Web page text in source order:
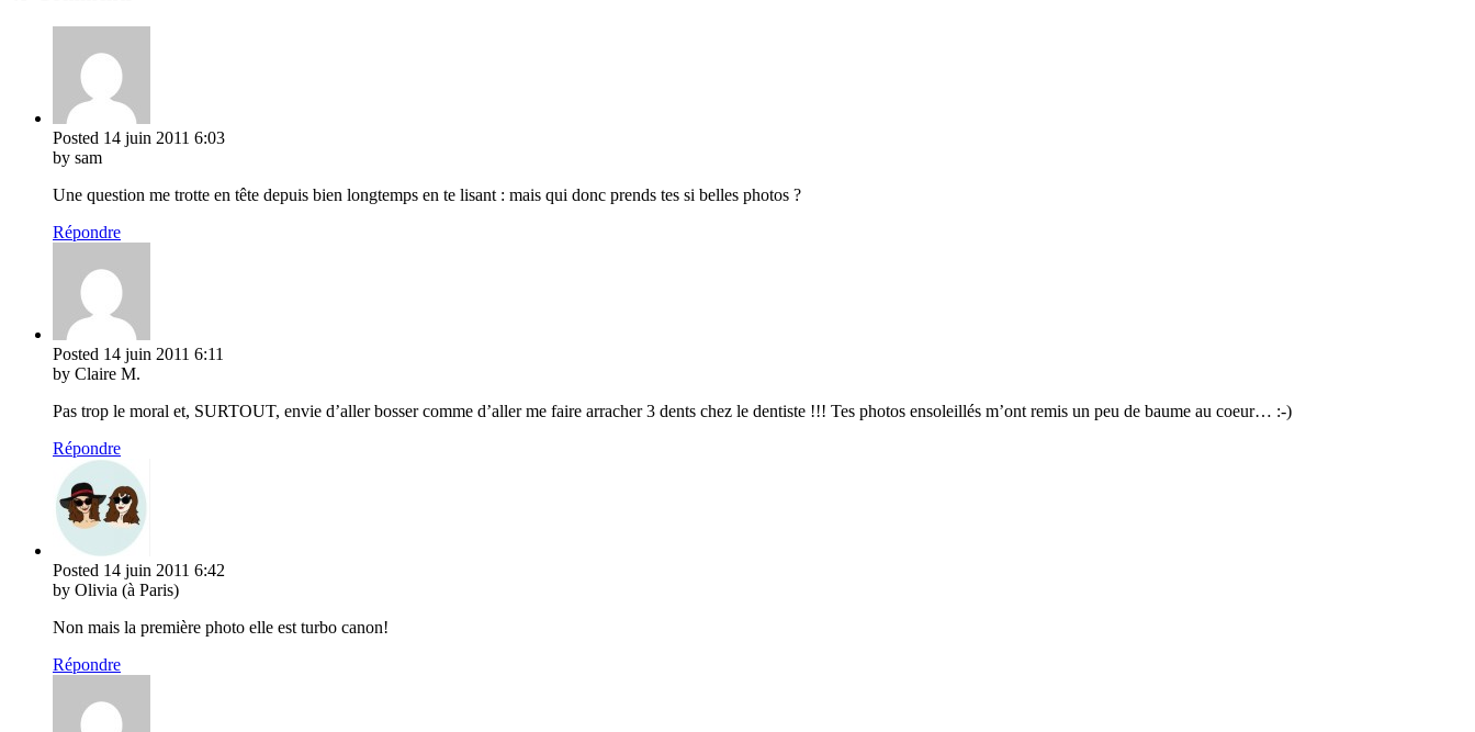
Posted 14 juin 2011 6:03
by sam
Une question me trotte en tête depuis bien longtemps en te lisant : mais qui donc prends tes si belles photos ?
Répondre
Posted 14 juin 2011 6:11
by Claire M.
Pas trop le moral et, SURTOUT, envie d’aller bosser comme d’aller me faire arracher 3 dents chez le dentiste !!! Tes photos ensoleillés m’ont remis un peu de baume au coeur… :-)
Répondre
Posted 14 juin 2011 6:42
by Olivia (à Paris)
Non mais la première photo elle est turbo canon!
Répondre